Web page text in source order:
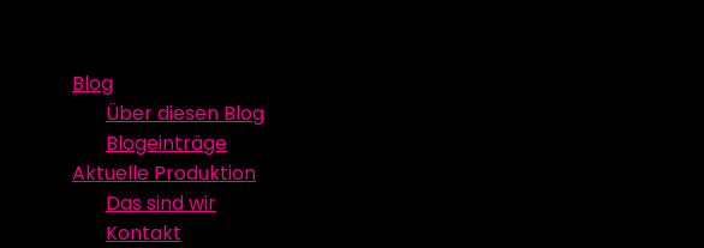
contentBlog
Über diesen Blog
Blogeinträge
Aktuelle Produktion
Das sind wir
Kontakt